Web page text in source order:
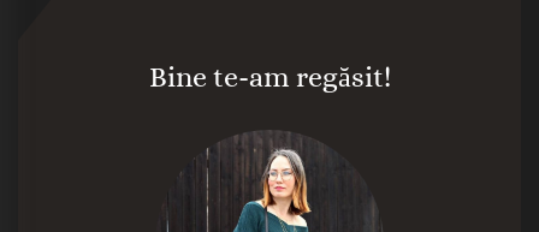
Bine te-am regăsit!